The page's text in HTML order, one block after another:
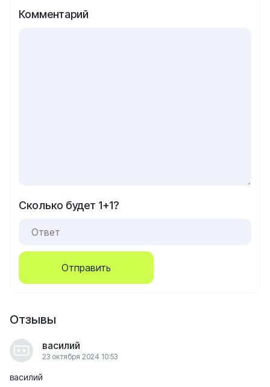
Комментарий
Сколько будет 1+1?
Отправить
Отзывы
василий
23 октября 2024 10:53
василий